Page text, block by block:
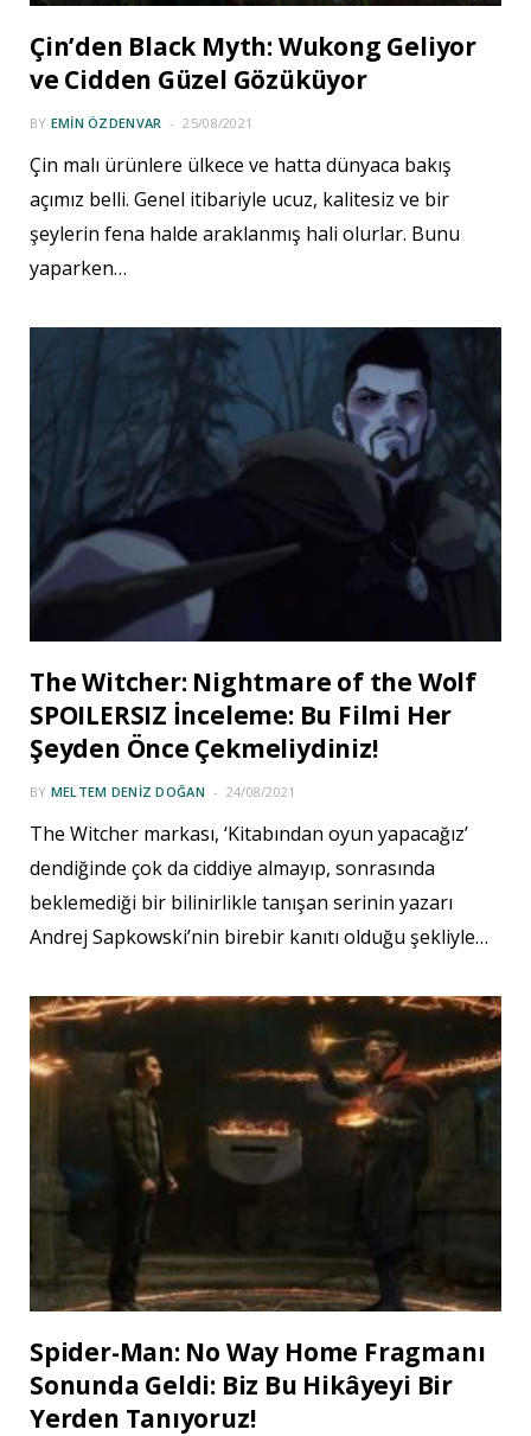
Çin’den Black Myth: Wukong Geliyor
ve Cidden Güzel Gözüküyor
BY EMIN ÖZDENVAR 25/08/2021
Çin malı ürünlere ülkece ve hatta dünyaca bakış
açımız belli. Genel itibariyle ucuz, kalitesiz ve bir
şeylerin fena halde araklanmış hali olurlar. Bunu
yaparken…
The Witcher: Nightmare of the Wolf
SPOILERSIZ İnceleme: Bu Filmi Her
Şeyden Önce Çekmeliydiniz!
BY MELTEM DENIZ DOĞAN 24/08/2021
The Witcher markası, ‘Kitabından oyun yapacağız’
dendiğinde çok da ciddiye almayıp, sonrasında
beklemediği bir bilinirlikle tanışan serinin yazarı
Andrej Sapkowski’nin birebir kanıtı olduğu şekliyle…
Spider-Man: No Way Home Fragmanı
Sonunda Geldi: Biz Bu Hikâyeyi Bir
Yerden Tanıyoruz!